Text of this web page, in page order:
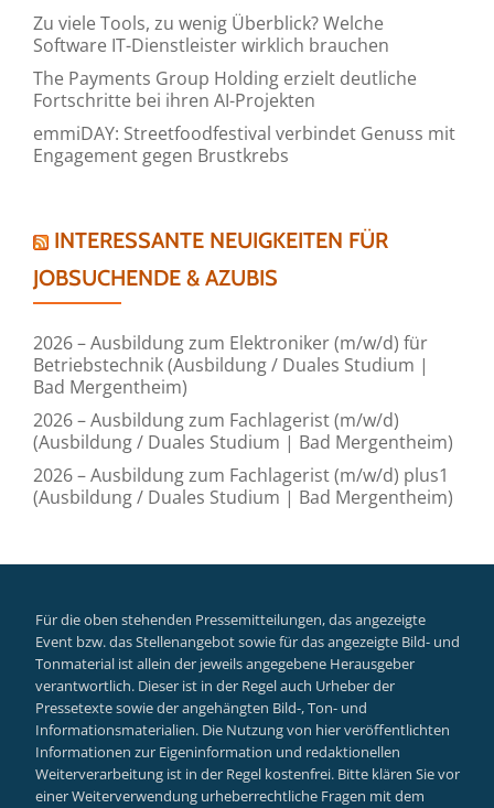
Zu viele Tools, zu wenig Überblick? Welche
Software IT-Dienstleister wirklich brauchen
The Payments Group Holding erzielt deutliche
Fortschritte bei ihren AI-Projekten
emmiDAY: Streetfoodfestival verbindet Genuss mit
Engagement gegen Brustkrebs
INTERESSANTE NEUIGKEITEN FÜR
JOBSUCHENDE & AZUBIS
2026 – Ausbildung zum Elektroniker (m/w/d) für
Betriebstechnik (Ausbildung / Duales Studium |
Bad Mergentheim)
2026 – Ausbildung zum Fachlagerist (m/w/d)
(Ausbildung / Duales Studium | Bad Mergentheim)
2026 – Ausbildung zum Fachlagerist (m/w/d) plus1
(Ausbildung / Duales Studium | Bad Mergentheim)
Für die oben stehenden Pressemitteilungen, das angezeigte
Event bzw. das Stellenangebot sowie für das angezeigte Bild- und
Tonmaterial ist allein der jeweils angegebene Herausgeber
verantwortlich. Dieser ist in der Regel auch Urheber der
Pressetexte sowie der angehängten Bild-, Ton- und
Informationsmaterialien. Die Nutzung von hier veröffentlichten
Informationen zur Eigeninformation und redaktionellen
Weiterverarbeitung ist in der Regel kostenfrei. Bitte klären Sie vor
einer Weiterverwendung urheberrechtliche Fragen mit dem